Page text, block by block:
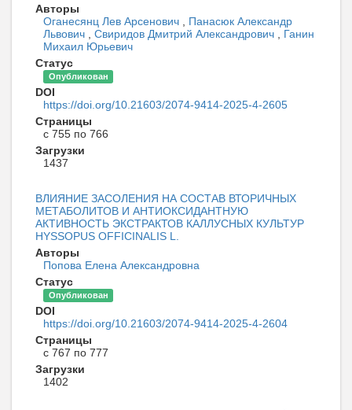
Авторы
Оганесянц Лев Арсенович
Панасюк Александр
Львович
Свиридов Дмитрий Александрович
Ганин
Михаил Юрьевич
Статус
Опубликован
DOI
https://doi.org/10.21603/2074-9414-2025-4-2605
Страницы
с 755 по 766
Загрузки
1437
ВЛИЯНИЕ ЗАСОЛЕНИЯ НА СОСТАВ ВТОРИЧНЫХ
МЕТАБОЛИТОВ И АНТИОКСИДАНТНУЮ
АКТИВНОСТЬ ЭКСТРАКТОВ КАЛЛУСНЫХ КУЛЬТУР
HYSSOPUS OFFICINALIS L.
Авторы
Попова Елена Александровна
Статус
Опубликован
DOI
https://doi.org/10.21603/2074-9414-2025-4-2604
Страницы
с 767 по 777
Загрузки
1402